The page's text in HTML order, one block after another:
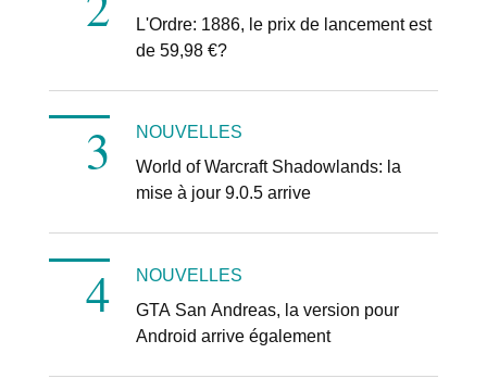
L'Ordre: 1886, le prix de lancement est
de 59,98 €?
NOUVELLES
World of Warcraft Shadowlands: la
mise à jour 9.0.5 arrive
NOUVELLES
GTA San Andreas, la version pour
Android arrive également